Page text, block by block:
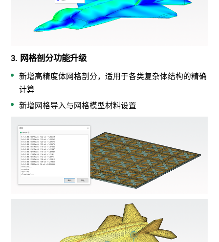
3. 网格剖分功能升级
新增高精度体网格剖分，适用于各类复杂体结构的精确
计算
新增网格导入与网格模型材料设置